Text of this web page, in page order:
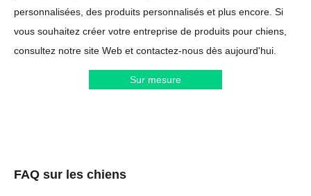
personnalisées, des produits personnalisés et plus encore. Si
vous souhaitez créer votre entreprise de produits pour chiens,
consultez notre site Web et contactez-nous dès aujourd'hui.
Sur mesure
FAQ sur les chiens